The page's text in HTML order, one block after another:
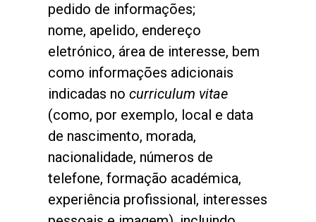
pedido de informações;
nome, apelido, endereço
eletrónico, área de interesse, bem
como informações adicionais
indicadas no curriculum vitae
(como, por exemplo, local e data
de nascimento, morada,
nacionalidade, números de
telefone, formação académica,
experiência profissional, interesses